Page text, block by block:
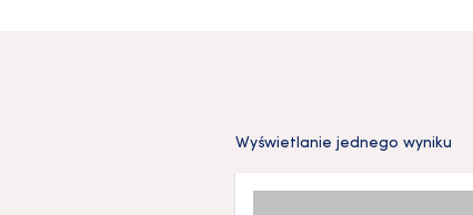
Wyświetlanie jednego wyniku